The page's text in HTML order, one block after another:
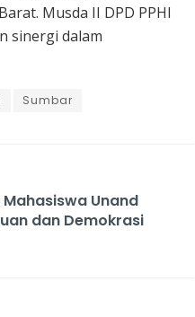
Musda II DPD PPHI
sinergi dalam
Sumbar
Unand
dan Demokrasi